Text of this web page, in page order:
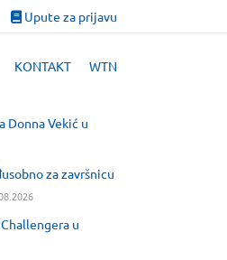
Upute za prijavu
KONTAKT WTN
Donna Vekić u
za završnicu
u